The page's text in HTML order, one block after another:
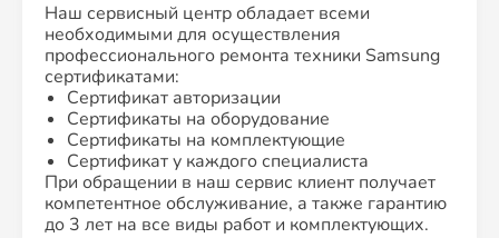
Наш сервисный центр обладает всеми
необходимыми для осуществления
профессионального ремонта техники Samsung
сертификатами:
Сертификат авторизации
Сертификаты на оборудование
Сертификаты на комплектующие
Сертификат у каждого специалиста
При обращении в наш сервис клиент получает
компетентное обслуживание, а также гарантию
до 3 лет на все виды работ и комплектующих.